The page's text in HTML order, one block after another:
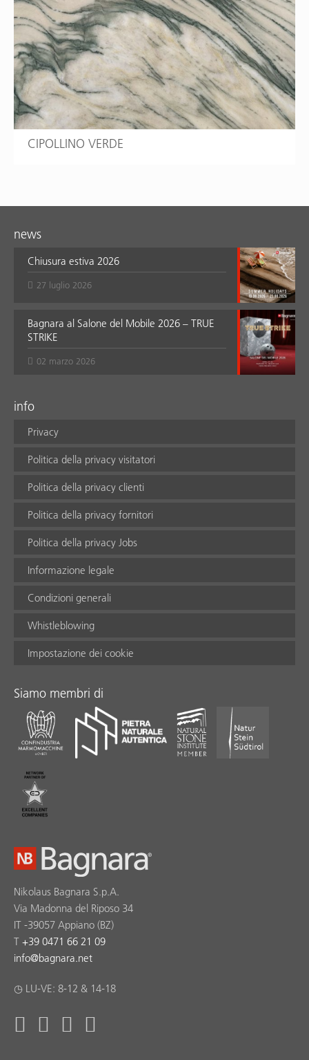
CIPOLLINO VERDE
news
Chiusura estiva 2026
27 luglio 2026
Bagnara al Salone del Mobile 2026 – TRUE
STRIKE
02 marzo 2026
info
Privacy
Politica della privacy visitatori
Politica della privacy clienti
Politica della privacy fornitori
Politica della privacy Jobs
Informazione legale
Condizioni generali
Whistleblowing
Impostazione dei cookie
Siamo membri di
Nikolaus Bagnara S.p.A.
Via Madonna del Riposo 34
IT -39057 Appiano (BZ)
T +39 0471 66 21 09
info@bagnara.net
◷ LU-VE: 8-12 & 14-18